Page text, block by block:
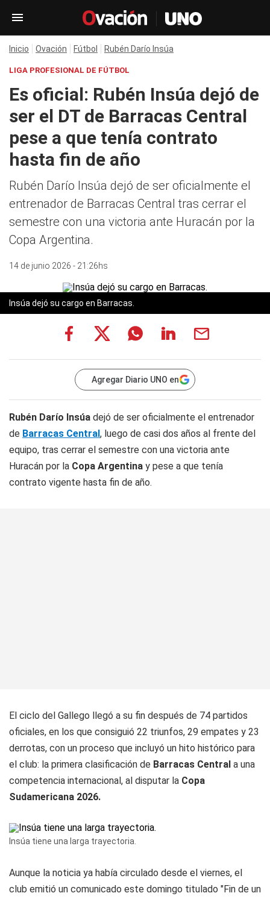
Inicio Ovación Fútbol Rubén Darío Insúa
LIGA PROFESIONAL DE FÚTBOL
Es oficial: Rubén Insúa dejó de
ser el DT de Barracas Central
pese a que tenía contrato
hasta fin de año
Rubén Darío Insúa dejó de ser oficialmente el
entrenador de Barracas Central tras cerrar el
semestre con una victoria ante Huracán por la
Copa Argentina.
14 de junio 2026 - 21:26hs
Insúa dejó su cargo en Barracas.
Agregar Diario UNO en
Rubén Darío Insúa dejó de ser oficialmente el entrenador
de Barracas Central, luego de casi dos años al frente del
equipo, tras cerrar el semestre con una victoria ante
Huracán por la Copa Argentina y pese a que tenía
contrato vigente hasta fin de año.
El ciclo del Gallego llegó a su fin después de 74 partidos
oficiales, en los que consiguió 22 triunfos, 29 empates y 23
derrotas, con un proceso que incluyó un hito histórico para
el club: la primera clasificación de Barracas Central a una
competencia internacional, al disputar la Copa
Sudamericana 2026.
Insúa tiene una larga trayectoria.
Aunque la noticia ya había circulado desde el viernes, el
club emitió un comunicado este domingo titulado "Fin de un